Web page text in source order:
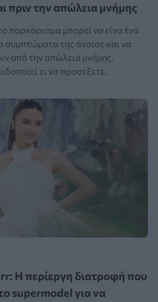
πριν την απώλεια μνήμης
παρκάρισμα μπορεί να είνα ένα
συμπτώματα της άνοιας και να
από την απώλεια μνήμης.
τι να προσέξετε.
Η περίεργη διατροφή που
supermodel για να